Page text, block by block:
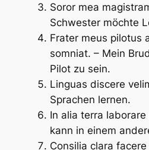
Soror mea
Schwester möchte
Frater meus pilotus
somniat. – Mein
Pilot zu sein.
Linguas discere
Sprachen lernen.
In alia terra laborare
kann in einem
Consilia clara